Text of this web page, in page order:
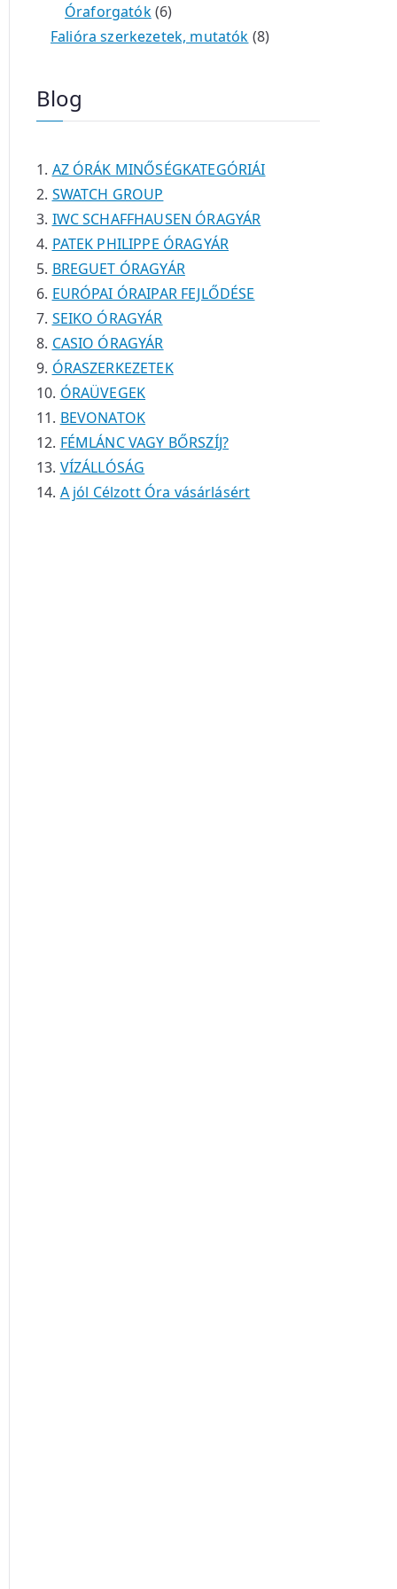
é
k
é
é
e
r
e
r
e
t
k
Óraforgatók 66
t
k
Falióra szerkezetek, mutatók 88
é
Blog
AZ ÓRÁK MINŐSÉGKATEGÓRIÁI
SWATCH GROUP
IWC SCHAFFHAUSEN ÓRAGYÁR
PATEK PHILIPPE ÓRAGYÁR
BREGUET ÓRAGYÁR
EURÓPAI ÓRAIPAR FEJLŐDÉSE
SEIKO ÓRAGYÁR
CASIO ÓRAGYÁR
ÓRASZERKEZETEK
ÓRAÜVEGEK
BEVONATOK
FÉMLÁNC VAGY BŐRSZÍJ?
VÍZÁLLÓSÁG
A jól Célzott Óra vásárlásért